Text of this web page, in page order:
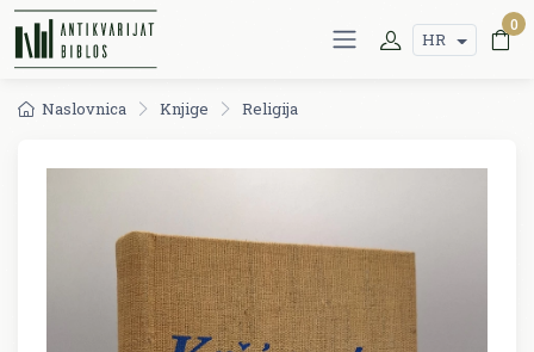
HR
0
Naslovnica Knjige Religija